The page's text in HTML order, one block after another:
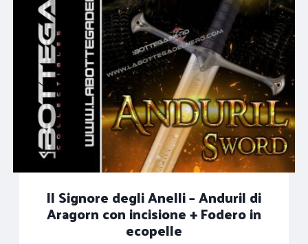
Il Signore degli Anelli – Anduril di
Aragorn con incisione + Fodero in
ecopelle